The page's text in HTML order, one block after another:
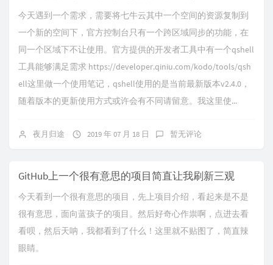
今天遇到一个需求，需要将七牛云其中一个空间的资源复制到
一个新的空间下，官方控制台只有一个跨区域同步的功能，在
同一个区域下不让使用。官方提供的开发者工具中有一个qshell
工具能够满足需求 https://developer.qiniu.com/kodo/tools/qsh
ell这里做一个使用笔记，qshell使用的是当前最新版本v2.4.0，
随着版本的更新使用方式或许会有不同请留意。我这里使...
夜月归途 2019 年 07 月 18 日 暂无评论
GitHub上一个很有意思的项目简直让我刷新三观
今天看到一个很有意思的项目，先上项目介绍，看起来是不是
很有意思，面向蓝孩子的项目。然后好奇心作祟啊，点进去看
看呗，然后天呐，我都看到了什么！这里就不贴图了，简直辣
眼睛。